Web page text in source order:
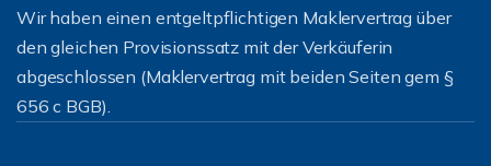
Wir haben einen entgeltpflichtigen Maklervertrag über
den gleichen Provisionssatz mit der Verkäuferin
abgeschlossen (Maklervertrag mit beiden Seiten gem §
656 c BGB).